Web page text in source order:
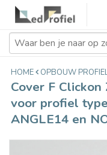
Cover
lengte
€9,45
HOME OPBOUW
Cover F
voor profiel
ANGLE14 en